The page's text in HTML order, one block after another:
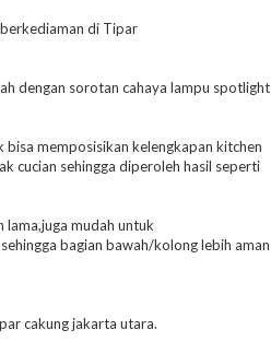
di Tipar
dengan sorotan cahaya lampu spotlight
memposisikan kelengkapan kitchen
cucian sehingga diperoleh hasil seperti
mudah untuk
bagian bawah/kolong lebih aman
cakung jakarta utara.